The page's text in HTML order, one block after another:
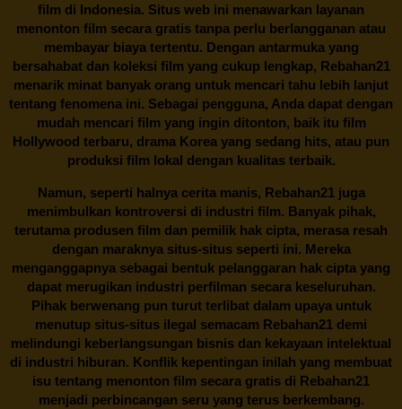
film di Indonesia. Situs web ini menawarkan layanan
menonton film secara gratis tanpa perlu berlangganan atau
membayar biaya tertentu. Dengan antarmuka yang
bersahabat dan koleksi film yang cukup lengkap, Rebahan21
menarik minat banyak orang untuk mencari tahu lebih lanjut
tentang fenomena ini. Sebagai pengguna, Anda dapat dengan
mudah mencari film yang ingin ditonton, baik itu film
Hollywood terbaru, drama Korea yang sedang hits, atau pun
produksi film lokal dengan kualitas terbaik.
Namun, seperti halnya cerita manis, Rebahan21juga
menimbulkan kontroversi di industri film. Banyak pihak,
terutama produsen film dan pemilik hak cipta, merasa resah
dengan maraknya situs-situs seperti ini. Mereka
menganggapnya sebagai bentuk pelanggaran hak cipta yang
dapat merugikan industri perfilman secara keseluruhan.
Pihak berwenang pun turut terlibat dalam upaya untuk
menutup situs-situs ilegal semacam Rebahan21 demi
melindungi keberlangsungan bisnis dan kekayaan intelektual
di industri hiburan. Konflik kepentingan inilah yang membuat
isu tentang menonton film secara gratis di Rebahan21
menjadi perbincangan seru yang terus berkembang.